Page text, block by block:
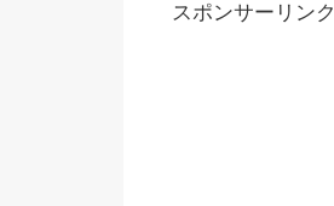
スポンサーリンク